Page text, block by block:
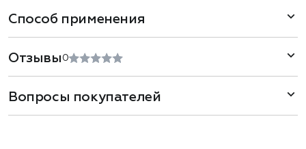
Способ применения
Отзывы 0
Вопросы покупателей